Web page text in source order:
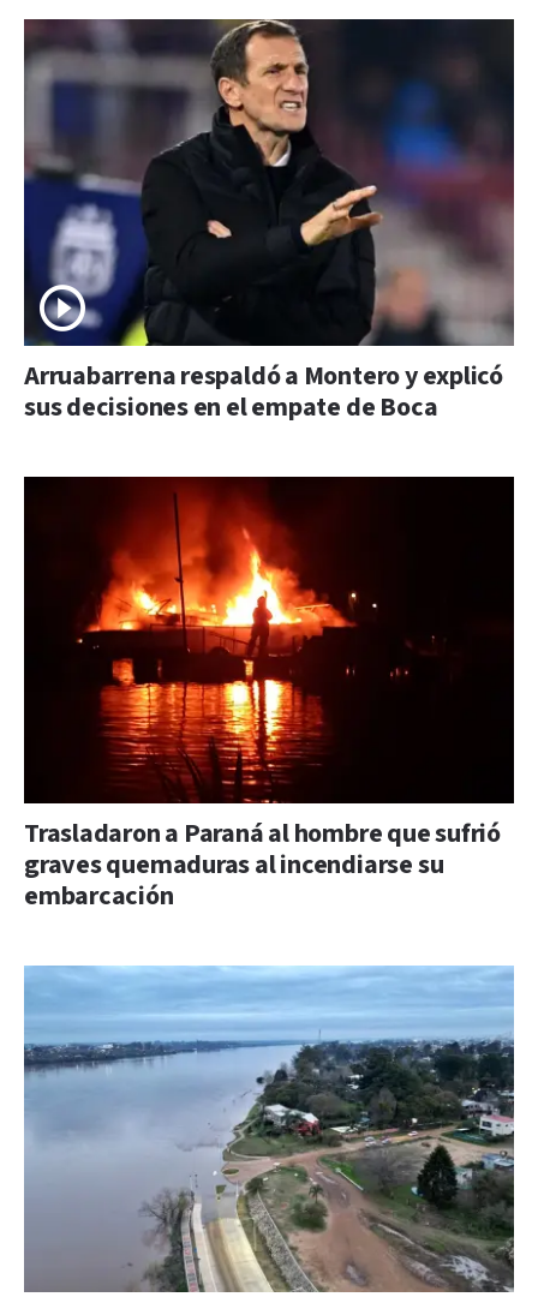
Arruabarrena respaldó a Montero y explicó
sus decisiones en el empate de Boca
Trasladaron a Paraná al hombre que sufrió
graves quemaduras al incendiarse su
embarcación